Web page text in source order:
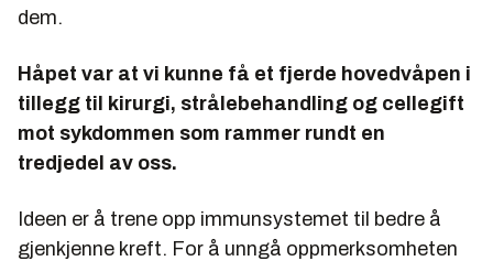
dem.
Håpet var at vi kunne få et fjerde hovedvåpen i
tillegg til kirurgi, strålebehandling og cellegift
mot sykdommen som rammer rundt en
tredjedel av oss.
Ideen er å trene opp immunsystemet til bedre å
gjenkjenne kreft. For å unngå oppmerksomheten